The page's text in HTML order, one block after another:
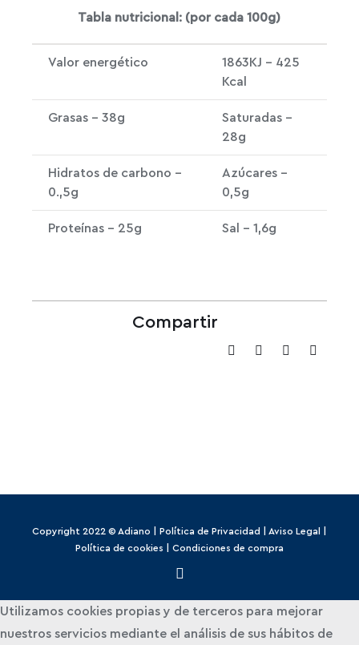
Tabla nutricional: (por cada 100g)
Valor energético
1863KJ – 425
Kcal
Grasas – 38g
Saturadas –
28g
Hidratos de carbono –
0.,5g
Azúcares –
0,5g
Proteínas – 25g Sal – 1,6g
Compartir
Copyright 2022 © Adiano | Política de Privacidad Aviso Legal
Política de cookies
Condiciones de compra
Utilizamos cookies propias y de terceros para mejorar
nuestros servicios mediante el análisis de sus hábitos de